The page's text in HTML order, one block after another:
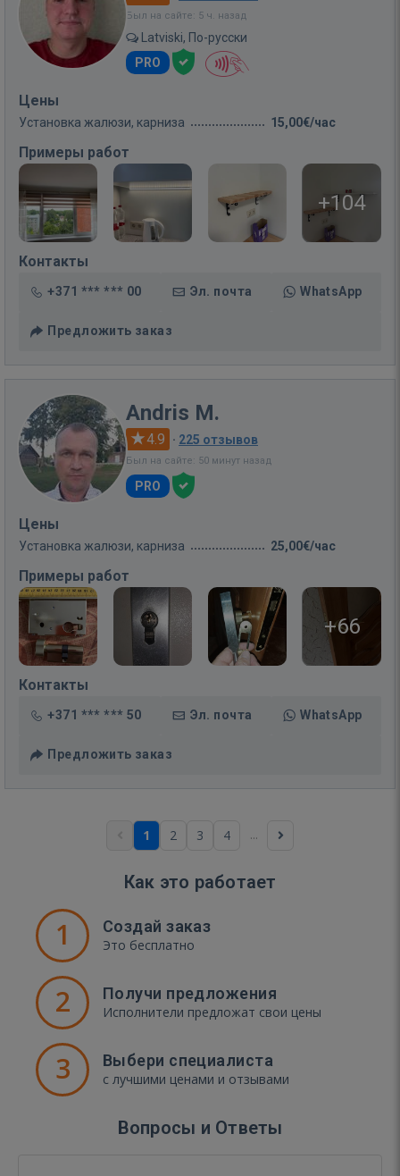
Был на сайте: 5 ч. назад
Latviski, По-русски
PRO
Цены
Установка жалюзи, карниза 15,00€/час
Примеры работ
+104
Контакты
+371 *** *** 00 Эл. почта WhatsApp
Предложить заказ
Andris M.
4.9 · 225 отзывов
Был на сайте: 50 минут назад
PRO
Цены
Установка жалюзи, карниза 25,00€/час
Примеры работ
+66
Контакты
+371 *** *** 50 Эл. почта WhatsApp
Предложить заказ
1 2 3 4 ...
Как это работает
1 Создай заказ
Это бесплатно
2 Получи предложения
Исполнители предложат свои цены
3 Выбери специалиста
с лучшими ценами и отзывами
Вопросы и Ответы